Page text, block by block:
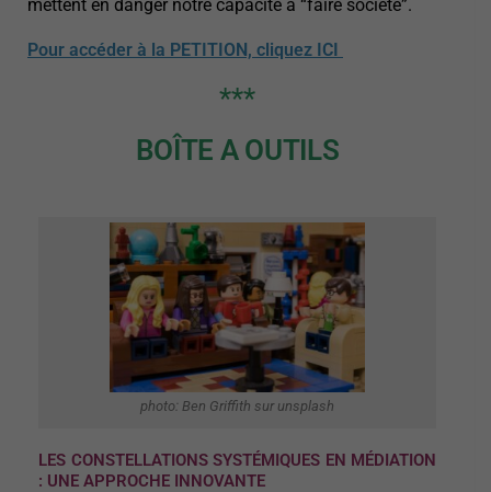
mettent en danger notre capacité à “faire société”.
Pour accéder à la PETITION, cliquez ICI
***
BOÎTE A OUTILS
photo: Ben Griffith sur unsplash
LES CONSTELLATIONS SYSTÉMIQUES EN MÉDIATION
: UNE APPROCHE INNOVANTE